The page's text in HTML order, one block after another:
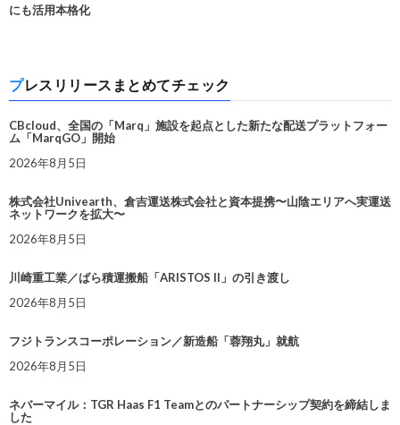
にも活用本格化
プレスリリースまとめてチェック
CBcloud、全国の「Marq」施設を起点とした新たな配送プラットフォー
ム「MarqGO」開始
2026年8月5日
株式会社Univearth、倉吉運送株式会社と資本提携〜山陰エリアへ実運送
ネットワークを拡大〜
2026年8月5日
川崎重工業／ばら積運搬船「ARISTOS II」の引き渡し
2026年8月5日
フジトランスコーポレーション／新造船「蓉翔丸」就航
2026年8月5日
ネバーマイル：TGR Haas F1 Teamとのパートナーシップ契約を締結しま
した